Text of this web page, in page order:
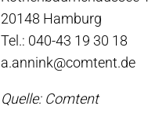
20148 Hamburg
Tel.: 040-43 19 30 18
a.annink@comtent.de
Quelle: Comtent